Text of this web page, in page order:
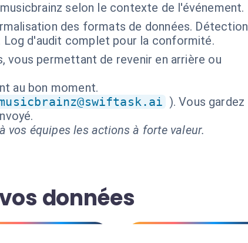
selon le contexte de l'événement.
des formats de données. Détection
Log d'audit complet pour la conformité.
permettant de revenir en arrière ou
au bon moment.
). Vous gardez
vos équipes les actions à forte valeur.
données